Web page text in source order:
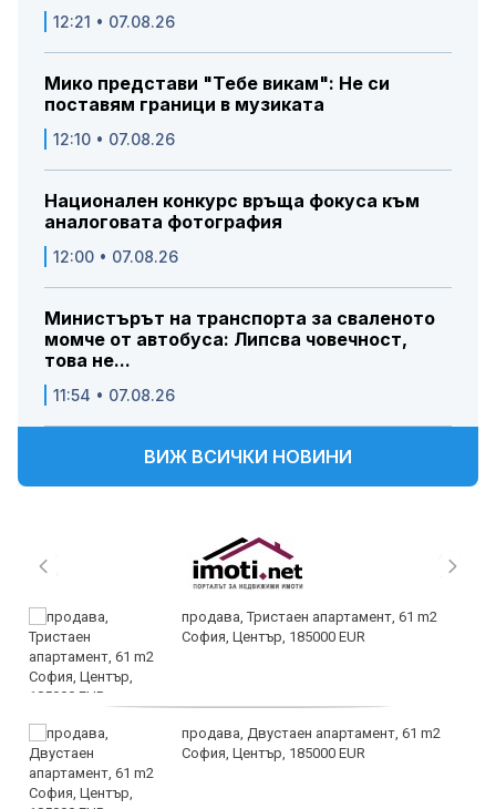
12:21 • 07.08.26
Мико представи "Тебе викам": Не си
поставям граници в музиката
12:10 • 07.08.26
Национален конкурс връща фокуса към
аналоговата фотография
12:00 • 07.08.26
Министърът на транспорта за сваленото
момче от автобуса: Липсва човечност,
това не...
11:54 • 07.08.26
ВИЖ ВСИЧКИ НОВИНИ
продава, Тристаен апартамент, 61 m2
София, Център, 185000 EUR
продава, Двустаен апартамент, 61 m2
София, Център, 185000 EUR